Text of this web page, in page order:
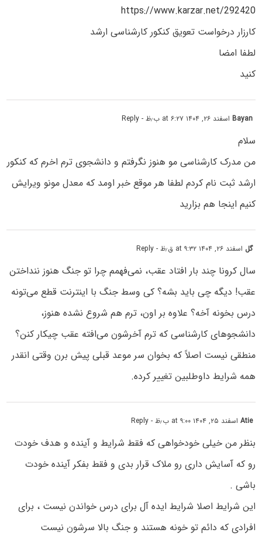
https://www.karzar.net/292420
کارزار درخواست تعویق کنکور کارشناسی ارشد
لطفا امضا
کنید
Bayanاسفند ۲۶, ۱۴۰۴ at ۶:۲۷ ب٫ظ - Reply
سلام
من مدرک کارشناسی مو هنوز نگرفتم و دانشجوی ترم اخرم که کنکور
ارشد ثبت نام کردم لطفا هر موقع خبر اومد که معدل مونو ویرایش
کنیم اینجا هم بزارید
گل اسفند ۲۶, ۱۴۰۴ at ۹:۳۲ ق٫ظ - Reply
سال کرونا چند بار افتاد عقب، نمی‌فهمم چرا تو جنگ هنوز ننداختن
عقب! دیگه چی باید بشه؟ کی وسط جنگ با اینترنت قطع می‌تونه
درس بخونه آخه؟ علاوه بر اون، ترم هم شروع نشده هنوز،
دانشجوهای کارشناسی که ترم آخرشون می‌افته عقب چیکار کنن؟
منطقی نیست اصلاً که بخوان سر موعد قبلی پیش برن وقتی انقدر
همه شرایط داوطلبین تغییر کرده.
Atieاسفند ۲۵, ۱۴۰۴ at ۹:۰۰ ب٫ظ - Reply
بنظر من خیلی خودخواهی که فقط شرایط و آینده و هدف خودت
رو که آسایش داری رو ملاک قرار بدی و فقط بفکر آینده خودت
باشی .
این شرایط اصلا شرایط ایده آل برای درس خواندن نیست ، برای
افرادی که دائم تو خونه هستند و جنگ بالا سرشون نیست